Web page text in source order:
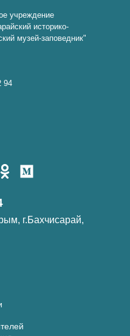
учреждение
историко-
музей-заповедник"
94
г.Бахчисарай,